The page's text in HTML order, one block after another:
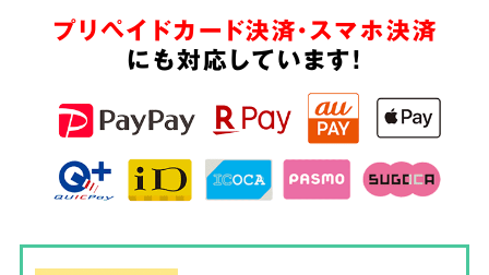
プリペイドカード決済・スマホ決済
にも対応しています!